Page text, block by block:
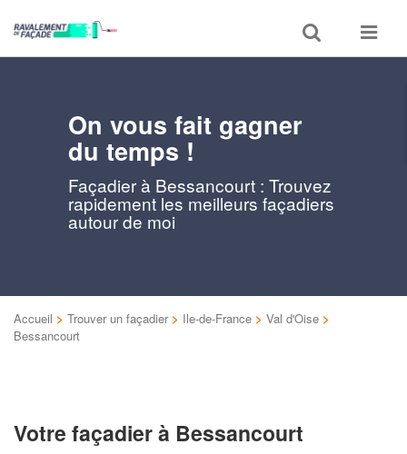
Toggle
search
Toggle
On vous fait gagner
du temps !
Façadier à Bessancourt : Trouvez
rapidement les meilleurs façadiers
autour de moi
Accueil > Trouver un façadier > Ile-de-France > Val d'Oise >
Bessancourt
Votre façadier à Bessancourt